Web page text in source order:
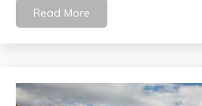
Read More